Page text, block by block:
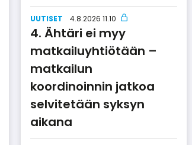
UUTISET 4.8.2026 11.10
Ähtäri ei myy
matkailuyhtiötään –
matkailun
koordinoinnin jatkoa
selvitetään syksyn
aikana